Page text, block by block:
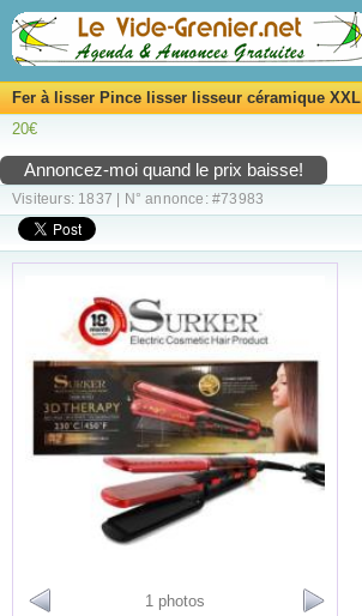
Fer à lisser Pince lisser lisseur céramique XXL
20€
Annoncez-moi quand le prix baisse!
Visiteurs: 1837 | N° annonce: #73983
1 photos